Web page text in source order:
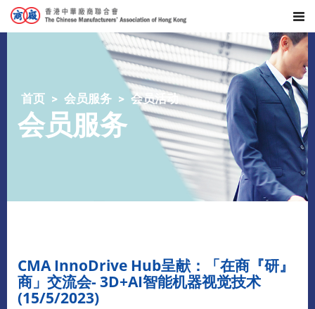
首页 会员服务 会员活动
会员服务
CMA InnoDrive Hub呈献：「在商『研』
商」交流会- 3D+AI智能机器视觉技术
(15/5/2023)